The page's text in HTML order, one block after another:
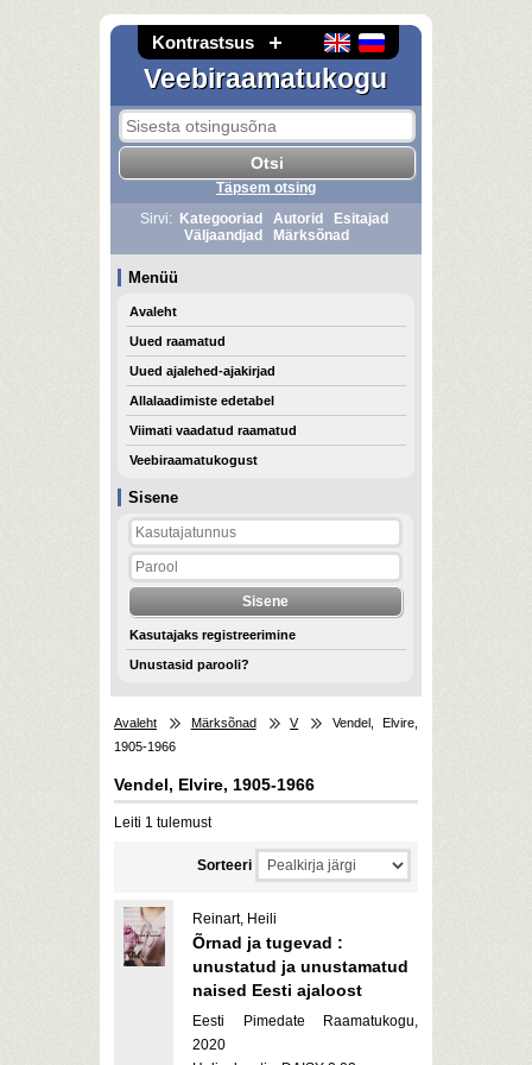
Kontrastsus
Veebiraamatukogu
Sisene
Kasutajaks registreerimine
Unustasid parooli?
Täpsem otsing
Sirvi:
Kategooriad Autorid
Esitajad
Väljaandjad
Märksõnad
Menüü
Avaleht
Uued raamatud
Uued ajalehed-ajakirjad
Allalaadimiste edetabel
Viimati vaadatud raamatud
Veebiraamatukogust
Avaleht Märksõnad V
Vendel, Elvire,
1905-1966
Vendel, Elvire, 1905-1966
Leiti 1 tulemust
Sorteeri
Reinart, Heili
Õrnad ja tugevad :
unustatud ja unustamatud
naised Eesti ajaloost
Eesti Pimedate Raamatukogu,
2020